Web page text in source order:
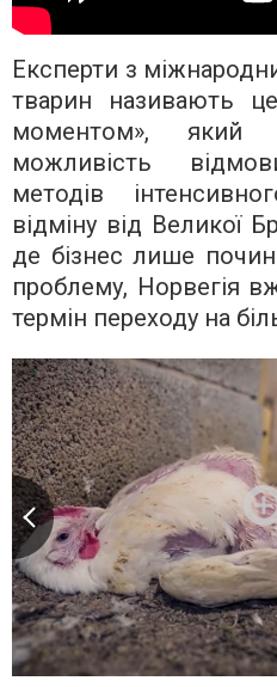
Експерти з
тварин називають
моментом», який
можливість
методів
відміну від Великої
де бізнес лише
проблему, Норвегія
термін переходу на